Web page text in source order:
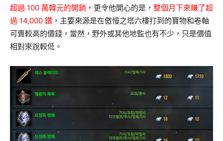
超過 100 萬韓元的開銷 ，更令他開心的是， 整個月下來賺了超
過 14,000 鑽 ，主要來源是在傲慢之塔六樓打到的寶物和卷軸
可賣較高的價錢，當然，野外或其他地監也有不少，只是價值
相對來說較低。